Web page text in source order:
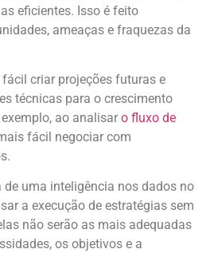
eficientes. Isso é feito
ameaças e fraquezas da
criar projeções futuras e
técnicas para o crescimento
ao analisar o fluxo de
fácil negociar com
de uma inteligência nos dados no
a execução de estratégias sem
não serão as mais adequadas
os objetivos e a